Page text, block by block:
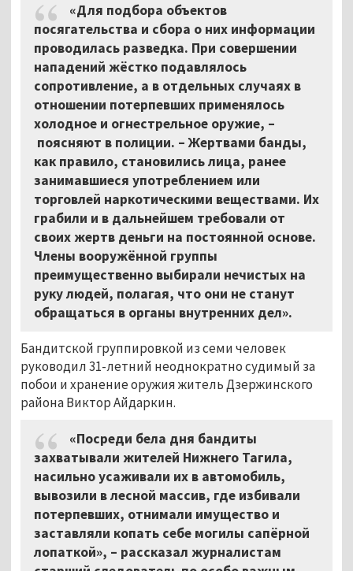
«Для подбора объектов
посягательства и сбора о них информации
проводилась разведка. При совершении
нападений жёстко подавлялось
сопротивление, а в отдельных случаях в
отношении потерпевших применялось
холодное и огнестрельное оружие, –
поясняют в полиции. – Жертвами банды,
как правило, становились лица, ранее
занимавшиеся употреблением или
торговлей наркотическими веществами. Их
грабили и в дальнейшем требовали от
своих жертв деньги на постоянной основе.
Члены вооружённой группы
преимущественно выбирали нечистых на
руку людей, полагая, что они не станут
обращаться в органы внутренних дел».
Бандитской группировкой из семи человек
руководил 31-летний неоднократно судимый за
побои и хранение оружия житель Дзержинского
района Виктор Айдаркин.
«Посреди бела дня бандиты
захватывали жителей Нижнего Тагила,
насильно усаживали их в автомобиль,
вывозили в лесной массив, где избивали
потерпевших, отнимали имущество и
заставляли копать себе могилы сапёрной
лопаткой», – рассказал журналистам